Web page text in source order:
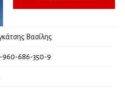
Βασίλης
960-686-350-9